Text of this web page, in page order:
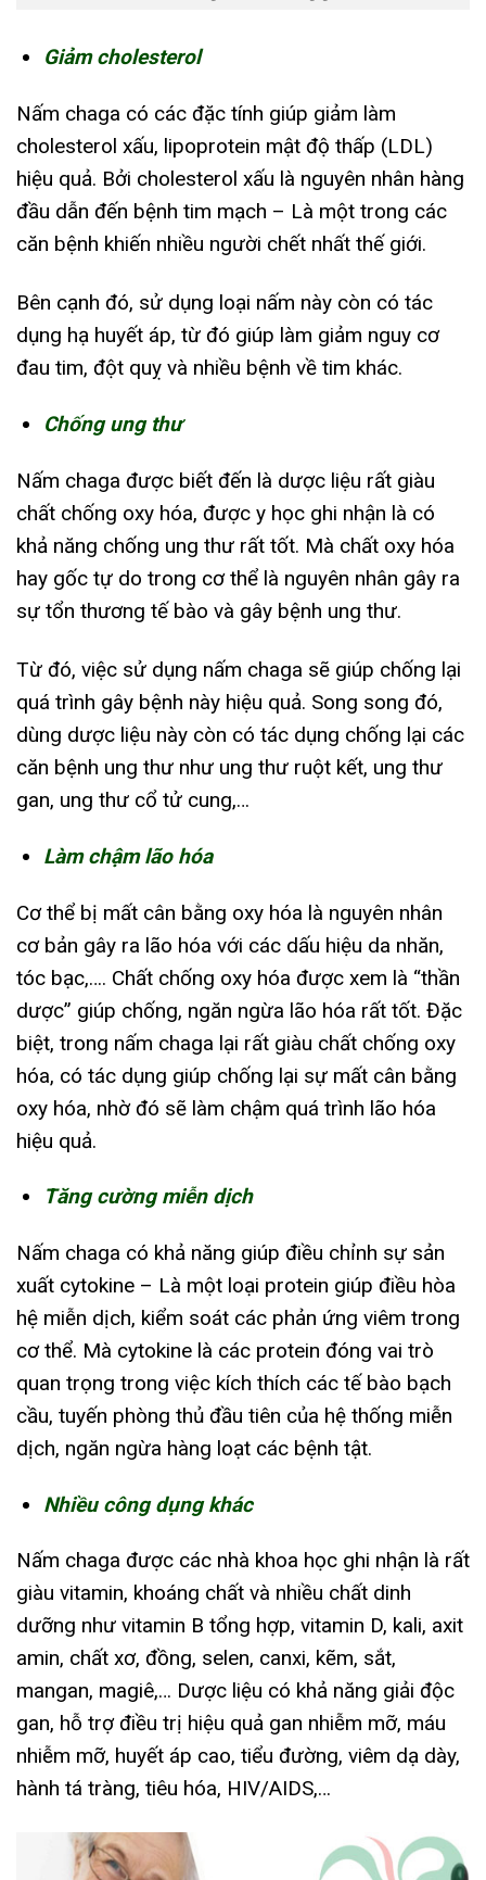
Giảm cholesterol
Nấm chaga có các đặc tính giúp giảm làm
cholesterol xấu, lipoprotein mật độ thấp (LDL)
hiệu quả. Bởi cholesterol xấu là nguyên nhân hàng
đầu dẫn đến bệnh tim mạch – Là một trong các
căn bệnh khiến nhiều người chết nhất thế giới.
Bên cạnh đó, sử dụng loại nấm này còn có tác
dụng hạ huyết áp, từ đó giúp làm giảm nguy cơ
đau tim, đột quỵ và nhiều bệnh về tim khác.
Chống ung thư
Nấm chaga được biết đến là dược liệu rất giàu
chất chống oxy hóa, được y học ghi nhận là có
khả năng chống ung thư rất tốt. Mà chất oxy hóa
hay gốc tự do trong cơ thể là nguyên nhân gây ra
sự tổn thương tế bào và gây bệnh ung thư.
Từ đó, việc sử dụng nấm chaga sẽ giúp chống lại
quá trình gây bệnh này hiệu quả. Song song đó,
dùng dược liệu này còn có tác dụng chống lại các
căn bệnh ung thư như ung thư ruột kết, ung thư
gan, ung thư cổ tử cung,…
Làm chậm lão hóa
Cơ thể bị mất cân bằng oxy hóa là nguyên nhân
cơ bản gây ra lão hóa với các dấu hiệu da nhăn,
tóc bạc,…. Chất chống oxy hóa được xem là “thần
dược” giúp chống, ngăn ngừa lão hóa rất tốt. Đặc
biệt, trong nấm chaga lại rất giàu chất chống oxy
hóa, có tác dụng giúp chống lại sự mất cân bằng
oxy hóa, nhờ đó sẽ làm chậm quá trình lão hóa
hiệu quả.
Tăng cường miễn dịch
Nấm chaga có khả năng giúp điều chỉnh sự sản
xuất cytokine – Là một loại protein giúp điều hòa
hệ miễn dịch, kiểm soát các phản ứng viêm trong
cơ thể. Mà cytokine là các protein đóng vai trò
quan trọng trong việc kích thích các tế bào bạch
cầu, tuyến phòng thủ đầu tiên của hệ thống miễn
dịch, ngăn ngừa hàng loạt các bệnh tật.
Nhiều công dụng khác
Nấm chaga được các nhà khoa học ghi nhận là rất
giàu vitamin, khoáng chất và nhiều chất dinh
dưỡng như vitamin B tổng hợp, vitamin D, kali, axit
amin, chất xơ, đồng, selen, canxi, kẽm, sắt,
mangan, magiê,… Dược liệu có khả năng giải độc
gan, hỗ trợ điều trị hiệu quả gan nhiễm mỡ, máu
nhiễm mỡ, huyết áp cao, tiểu đường, viêm dạ dày,
hành tá tràng, tiêu hóa, HIV/AIDS,…